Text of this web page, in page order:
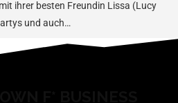
ihrer besten Freundin Lissa (Lucy
und auch…